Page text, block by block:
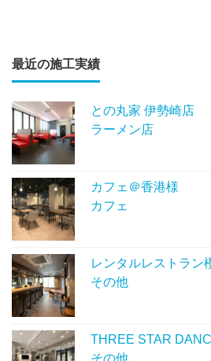
最近の施工実績
との丸家 伊勢崎店
ラーメン店
カフェ＠香港様
カフェ
レンタルレストラン
その他
THREE STAR
その他